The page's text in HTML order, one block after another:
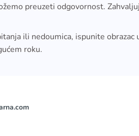
preuzeti odgovornost.
ili nedoumica, ispunite obrazac
roku.